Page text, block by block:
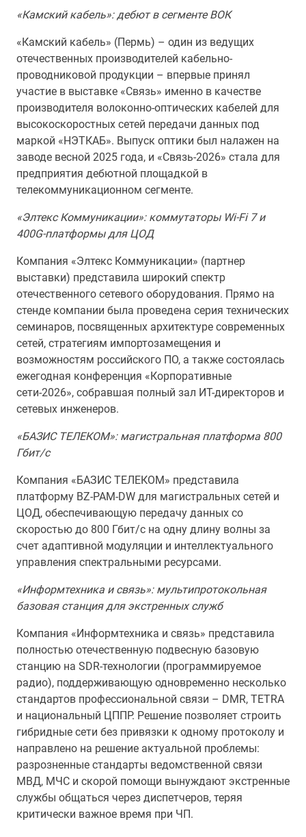
«Камский кабель»: дебют в сегменте ВОК
«Камский кабель» (Пермь) – один из ведущих
отечественных производителей кабельно-
проводниковой продукции – впервые принял
участие в выставке «Связь» именно в качестве
производителя волоконно-оптических кабелей для
высокоскоростных сетей передачи данных под
маркой «НЭТКАБ». Выпуск оптики был налажен на
заводе весной 2025 года, и «Связь-2026» стала для
предприятия дебютной площадкой в
телекоммуникационном сегменте.
«Элтекс Коммуникации»: коммутаторы Wi-Fi 7 и
400G-платформы для ЦОД
Компания «Элтекс Коммуникации» (партнер
выставки) представила широкий спектр
отечественного сетевого оборудования. Прямо на
стенде компании была проведена серия технических
семинаров, посвященных архитектуре современных
сетей, стратегиям импортозамещения и
возможностям российского ПО, а также состоялась
ежегодная конференция «Корпоративные
сети-2026», собравшая полный зал ИТ-директоров и
сетевых инженеров.
«БАЗИС ТЕЛЕКОМ»: магистральная платформа 800
Гбит/с
Компания «БАЗИС ТЕЛЕКОМ» представила
платформу BZ-PAM-DW для магистральных сетей и
ЦОД, обеспечивающую передачу данных со
скоростью до 800 Гбит/с на одну длину волны за
счет адаптивной модуляции и интеллектуального
управления спектральными ресурсами.
«Информтехника и связь»: мультипротокольная
базовая станция для экстренных служб
Компания «Информтехника и связь» представила
полностью отечественную подвесную базовую
станцию на SDR-технологии (программируемое
радио), поддерживающую одновременно несколько
стандартов профессиональной связи – DMR, TETRA
и национальный ЦППР. Решение позволяет строить
гибридные сети без привязки к одному протоколу и
направлено на решение актуальной проблемы:
разрозненные стандарты ведомственной связи
МВД, МЧС и скорой помощи вынуждают экстренные
службы общаться через диспетчеров, теряя
критически важное время при ЧП.